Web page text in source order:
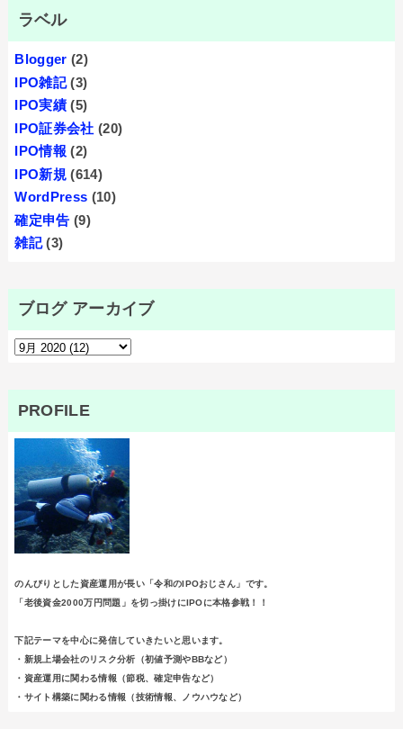
ラベル
Blogger (2)
IPO雑記 (3)
IPO実績 (5)
IPO証券会社 (20)
IPO情報 (2)
IPO新規 (614)
WordPress (10)
確定申告 (9)
雑記 (3)
ブログ アーカイブ
PROFILE
のんびりとした資産運用が長い「令和のIPOおじさん」です。
「老後資金2000万円問題」を切っ掛けにIPOに本格参戦！！
下記テーマを中心に発信していきたいと思います。
・新規上場会社のリスク分析（初値予測やBBなど）
・資産運用に関わる情報（節税、確定申告など）
・サイト構築に関わる情報（技術情報、ノウハウなど）